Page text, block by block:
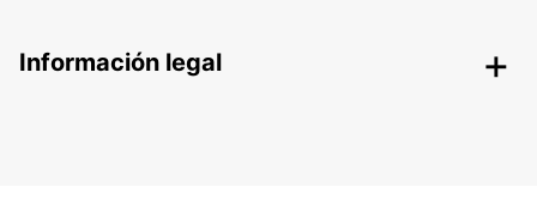
Información legal